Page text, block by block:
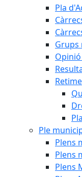
Pla
Grups
Ple
Plens
Plens
Plens